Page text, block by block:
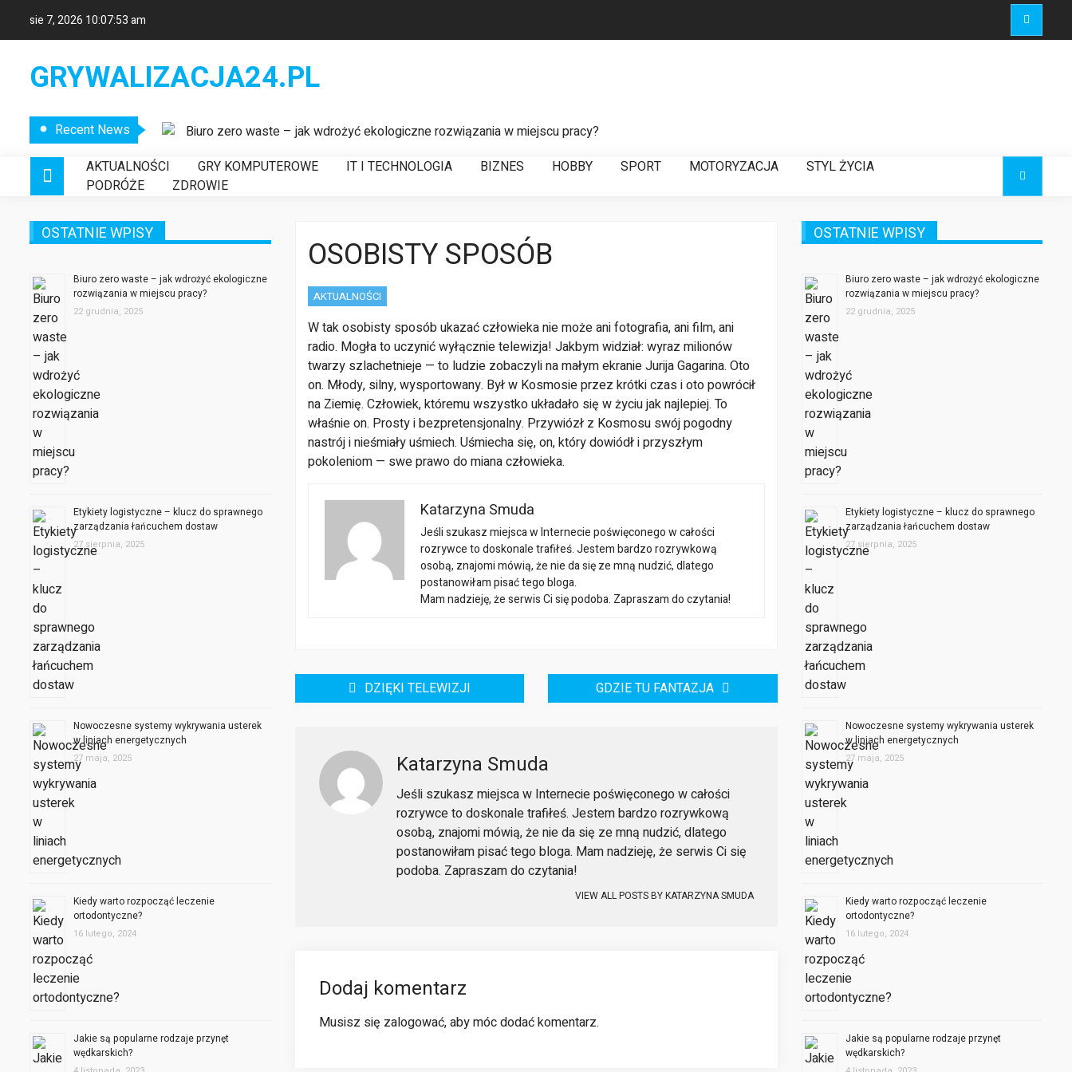
sie 7, 2026 10:07:53 am
GRYWALIZACJA24.PL
Recent News
Biuro zero waste – jak wdrożyć ekologiczne rozwiązania w miejscu pracy?
Nowoczesne systemy wykrywania usterek w liniach energetycznych
AKTUALNOŚCI GRY KOMPUTEROWE IT I TECHNOLOGIA BIZNES HOBBY SPORT MOTORYZACJA
STYL ŻYCIA
PODRÓŻE
ZDROWIE
OSOBISTY SPOSÓB
AKTUALNOŚCI
W tak osobisty sposób ukazać człowieka nie mo­że ani fotografia, ani film, ani
radio. Mogła to uczynić wyłącznie telewizja! Jakbym widział: wyraz milionów
twarzy szla­chetnieje — to ludzie zobaczyli na małym ekra­nie Jurija Gagarina. Oto
on. Młody, silny, wy­sportowany. Był w Kosmosie przez krótki czas i oto powrócił
na Ziemię. Człowiek, któremu wszystko układało się w życiu jak najlepiej. To
właśnie on. Prosty i bezpretensjonalny. Przywiózł z Kosmosu swój pogodny
nastrój i nieśmiały uśmiech. Uśmiecha się, on, który dowiódł i przy­szłym
pokoleniom — swe prawo do miana czło­wieka.
Katarzyna Smuda
Jeśli szukasz miejsca w Internecie poświęconego w całości
rozrywce to doskonale trafiłeś. Jestem bardzo rozrywkową
osobą, znajomi mówią, że nie da się ze mną nudzić, dlatego
postanowiłam pisać tego bloga.
Mam nadzieję, że serwis Ci się podoba. Zapraszam do czytania!
wpisu
DZIĘKI TELEWIZJI GDZIE TU FANTAZJA
Katarzyna Smuda
Jeśli szukasz miejsca w Internecie poświęconego w całości
rozrywce to doskonale trafiłeś. Jestem bardzo rozrywkową
osobą, znajomi mówią, że nie da się ze mną nudzić, dlatego
postanowiłam pisać tego bloga. Mam nadzieję, że serwis Ci się
podoba. Zapraszam do czytania!
VIEW ALL POSTS BYKATARZYNA SMUDA
Dodaj komentarz
Musisz się zalogować, aby móc dodać komentarz.
OSTATNIE WPISY
Biuro zero waste – jak wdrożyć ekologiczne
rozwiązania w miejscu pracy?
22 grudnia, 2025
Etykiety logistyczne – klucz do sprawnego
zarządzania łańcuchem dostaw
27 sierpnia, 2025
Nowoczesne systemy wykrywania usterek
w liniach energetycznych
27 maja, 2025
Kiedy warto rozpocząć leczenie
ortodontyczne?
16 lutego, 2024
Jakie są popularne rodzaje przynęt
wędkarskich?
OSTATNIE WPISY
Biuro zero waste – jak wdrożyć ekologiczne
rozwiązania w miejscu pracy?
22 grudnia, 2025
Etykiety logistyczne – klucz do sprawnego
zarządzania łańcuchem dostaw
27 sierpnia, 2025
Nowoczesne systemy wykrywania usterek
w liniach energetycznych
27 maja, 2025
Kiedy warto rozpocząć leczenie
ortodontyczne?
16 lutego, 2024
Jakie są popularne rodzaje przynęt
wędkarskich?